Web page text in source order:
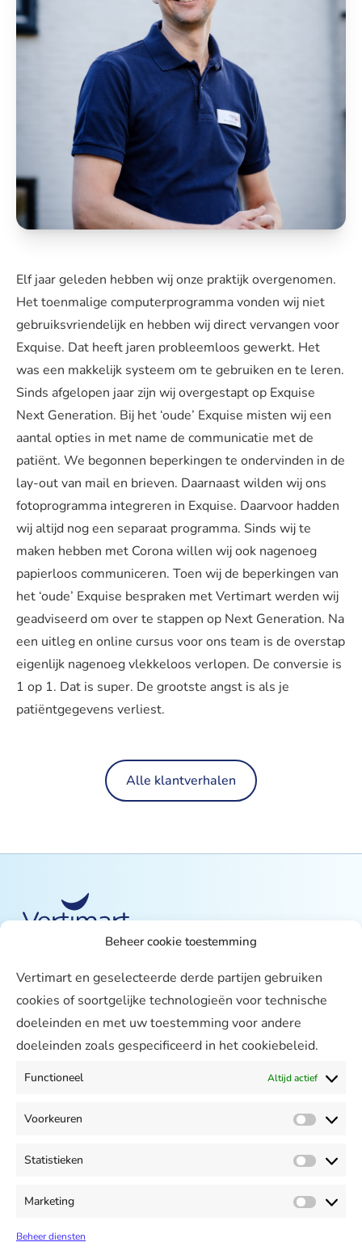
Beheer cookie toestemming
Vertimart en geselecteerde derde partijen gebruiken
cookies of soortgelijke technologieën voor technische
doeleinden en met uw toestemming voor andere
doeleinden zoals gespecificeerd in het cookiebeleid.
Functioneel Altijd actief
Voorkeuren
Statistieken
Marketing
Beheer diensten
Elf jaar geleden hebben wij onze praktijk overgenomen.
Het toenmalige computerprogramma vonden wij niet
gebruiksvriendelijk en hebben wij direct vervangen voor
Exquise. Dat heeft jaren probleemloos gewerkt. Het
was een makkelijk systeem om te gebruiken en te leren.
Sinds afgelopen jaar zijn wij overgestapt op Exquise
Next Generation. Bij het ‘oude’ Exquise misten wij een
aantal opties in met name de communicatie met de
patiënt. We begonnen beperkingen te ondervinden in de
lay-out van mail en brieven. Daarnaast wilden wij ons
fotoprogramma integreren in Exquise. Daarvoor hadden
wij altijd nog een separaat programma. Sinds wij te
maken hebben met Corona willen wij ook nagenoeg
papierloos communiceren. Toen wij de beperkingen van
het ‘oude’ Exquise bespraken met Vertimart werden wij
geadviseerd om over te stappen op Next Generation. Na
een uitleg en online cursus voor ons team is de overstap
eigenlijk nagenoeg vlekkeloos verlopen. De conversie is
1 op 1. Dat is super. De grootste angst is als je
patiëntgegevens verliest.
Alle klantverhalen
Vertimart
Werken bij
Agenda
Support
Meekijken
Mijn Vertimart
+31 299 621370